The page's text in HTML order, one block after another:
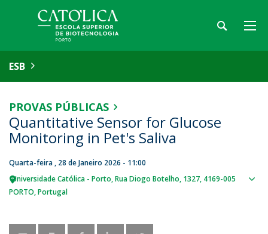
ESB
PROVAS PÚBLICAS
Quantitative Sensor for Glucose
Monitoring in Pet's Saliva
Quarta-feira , 28 de Janeiro 2026 - 11:00
Universidade Católica - Porto Rua Diogo Botelho, 1327 4169-005
PORTO Portugal